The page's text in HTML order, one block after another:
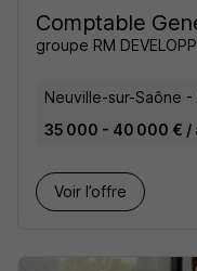
Comptable
groupe RM
Neuville-sur-Saône -
35 000 - 40 000 € /
Voir l’offre